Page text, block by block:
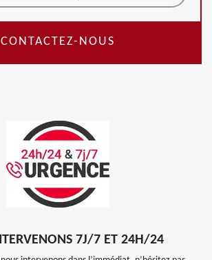
CONTACTEZ-NOUS
7J/7 ET 24H/24